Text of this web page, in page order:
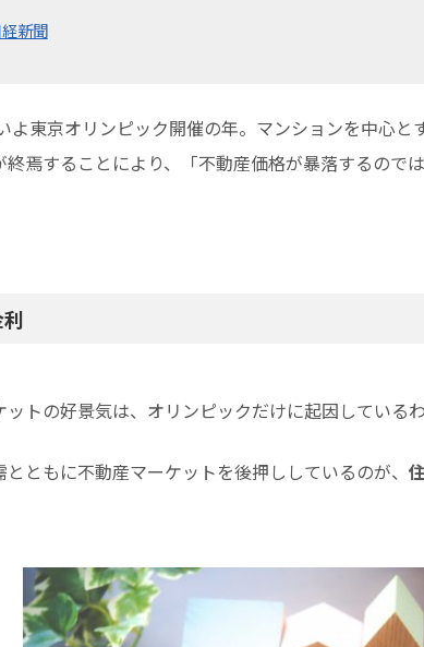
新聞
よ東京オリンピック開催の年。マンションを中心と
終焉することにより、「不動産価格が暴落するので
トの好景気は、オリンピックだけに起因している
ともに不動産マーケットを後押ししているのが、